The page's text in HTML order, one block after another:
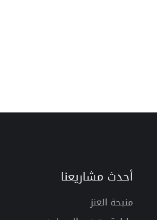
أحدث مشاريعنا
منيحة العنز